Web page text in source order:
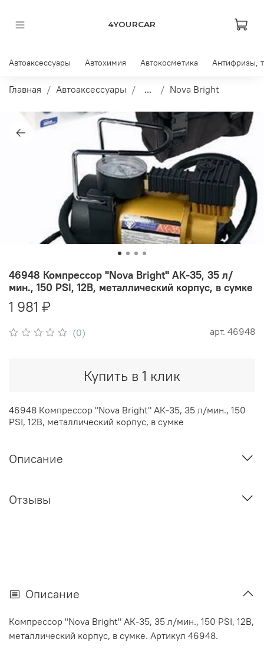
4YOURCAR
Автоаксессуары Автохимия Автокосметика Антифризы,
Главная Автоаксессуары ... Nova Bright
(0) арт. 46948
46948 Компрессор "Nova Bright" АК-35, 35 л/
мин., 150 PSI, 12В, металлический корпус, в сумке
1 981 ₽
Купить в 1 клик
46948 Компрессор "Nova Bright" АК-35, 35 л/мин., 150
PSI, 12В, металлический корпус, в сумке
Описание
Отзывы
Описание
Компрессор "Nova Bright" АК-35, 35 л/мин., 150 PSI, 12В,
металлический корпус, в сумке. Артикул 46948.